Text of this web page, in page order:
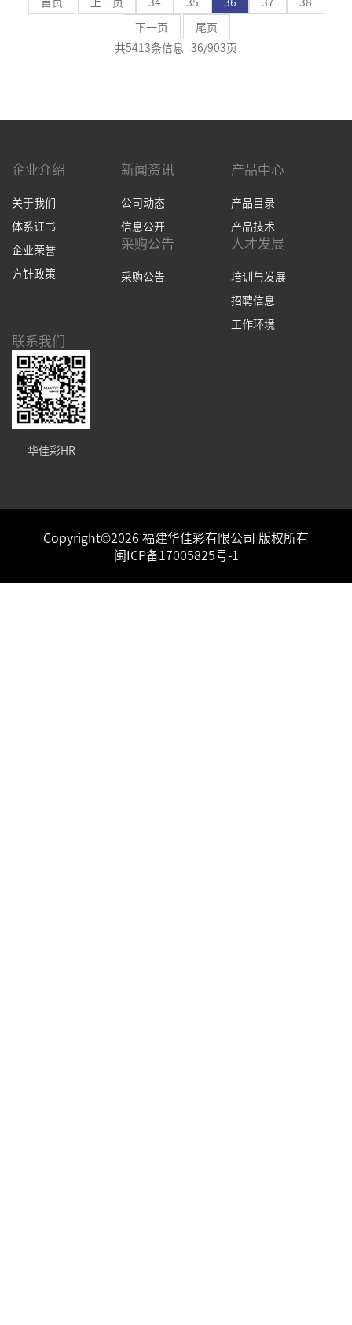
下一页
尾页
共5413条信息 36/903页
企业介绍
关于我们
体系证书
企业荣誉
方针政策
新闻资讯
公司动态
信息公开
产品中心
产品目录
产品技术
采购公告
采购公告
人才发展
培训与发展
招聘信息
工作环境
联系我们
华佳彩HR
Copyright©2026 福建华佳彩有限公司 版权所有
闽ICP备17005825号-1